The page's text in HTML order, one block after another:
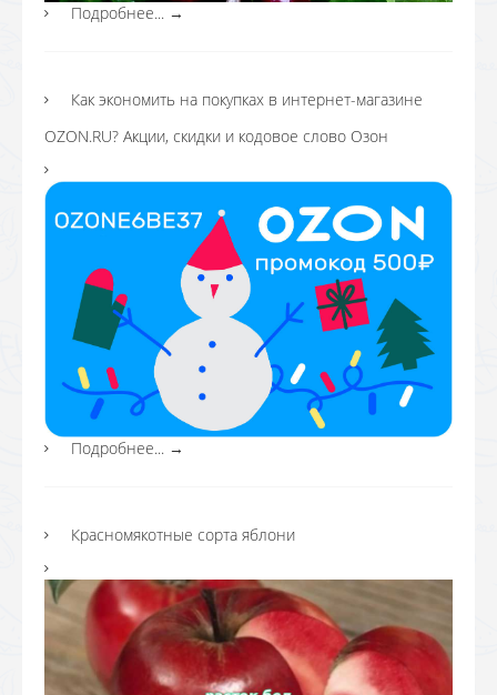
Подробнее... →
Как экономить на покупках в интернет-магазине
OZON.RU? Акции, скидки и кодовое слово Озон
Подробнее... →
Красномякотные сорта яблони